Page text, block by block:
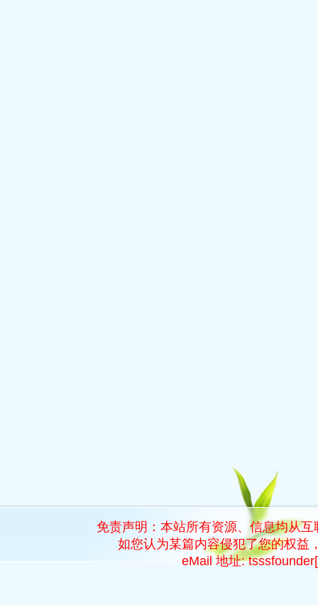
免责声明：本站所有资源、信息均从
如您认为某篇内容侵犯了您的权益
eMail 地址: